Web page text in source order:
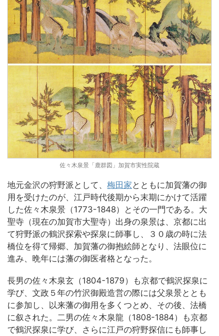
佐々木泉景「鹿群図」加賀市実性院蔵
地元金沢の狩野派として、 梅田家 とともに加賀藩の御
用を受けたのが、江戸時代後期から末期にかけて活躍
した佐々木泉景（1773-1848）とその一門である。大
聖寺（現在の加賀市大聖寺）出身の泉景は、京都に出
て狩野派の鶴沢探索や探泉に師事し、３０歳の時に法
橋位を得て帰郷、加賀藩の御抱絵師となり、法眼位に
進み、晩年には藩の御医者格となった。
長男の佐々木泉玄（1804-1879）も京都で鶴沢探泉に
学び、文政５年の竹沢御殿造営の際には父泉景ととも
に参加し、以来藩の御用を多くつとめ、その後、法橋
に叙された。二男の佐々木泉龍（1808-1884）も京都
で鶴沢探泉に学び、さらに江戸の狩野探信にも師事し